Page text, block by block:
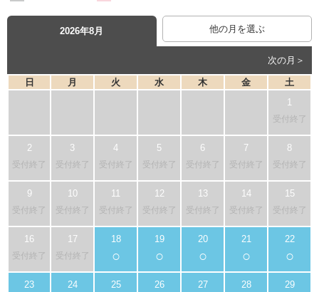
2026年8月 他の月を選ぶ
次の月＞
日 月 火 水 木 金 土
受付終了
受付終了 受付終了 受付終了 受付終了 受付終了 受付終了 受付終了
受付終了 受付終了 受付終了 受付終了 受付終了 受付終了 受付終了
受付終了 受付終了 ○ ○ ○ ○ ○